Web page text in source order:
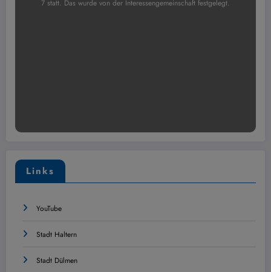
7 statt. Das wurde von der Interessengemeinschaft festgelegt.
Links
YouTube
Stadt Haltern
Stadt Dülmen